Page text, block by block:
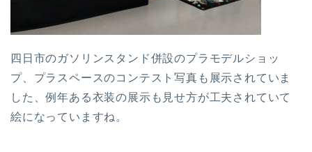
四日市のガソリンスタンド併設のプラモデルショッ
プ、プラスペースのコンテスト写真も展示されていま
した、例年ある衣装の展示も見せ方が工夫されていて
絵になっていますね。